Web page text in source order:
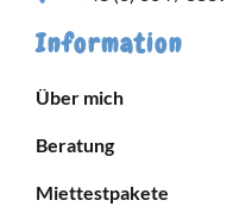
Information
Über mich
Beratung
Miettestpakete